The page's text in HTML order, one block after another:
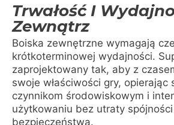
Trwałość I
Zewnątrz
Boiska zewnętrzne wymagają
krótkoterminowej wydajności.
zaprojektowany tak, aby z
swoje właściwości gry, opierając
czynnikom środowiskowym i
użytkowaniu bez utraty
bezpieczeństwa.